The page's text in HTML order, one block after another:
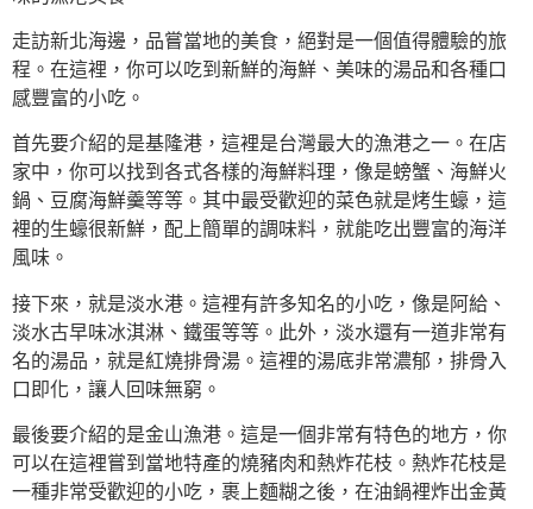
走訪新北海邊，品嘗當地的美食，絕對是一個值得體驗的旅
程。在這裡，你可以吃到新鮮的海鮮、美味的湯品和各種口
感豐富的小吃。
首先要介紹的是基隆港，這裡是台灣最大的漁港之一。在店
家中，你可以找到各式各樣的海鮮料理，像是螃蟹、海鮮火
鍋、豆腐海鮮羹等等。其中最受歡迎的菜色就是烤生蠔，這
裡的生蠔很新鮮，配上簡單的調味料，就能吃出豐富的海洋
風味。
接下來，就是淡水港。這裡有許多知名的小吃，像是阿給、
淡水古早味冰淇淋、鐵蛋等等。此外，淡水還有一道非常有
名的湯品，就是紅燒排骨湯。這裡的湯底非常濃郁，排骨入
口即化，讓人回味無窮。
最後要介紹的是金山漁港。這是一個非常有特色的地方，你
可以在這裡嘗到當地特產的燒豬肉和熱炸花枝。熱炸花枝是
一種非常受歡迎的小吃，裹上麵糊之後，在油鍋裡炸出金黃